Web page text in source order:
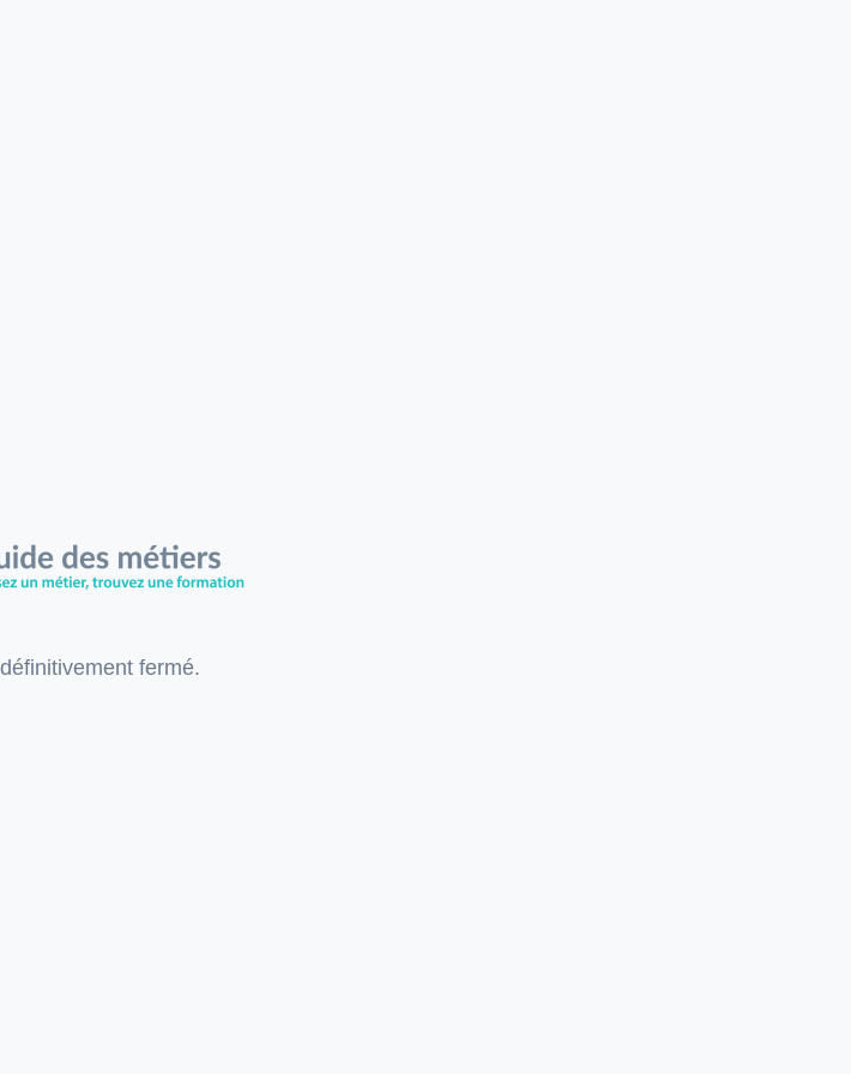
fermé.